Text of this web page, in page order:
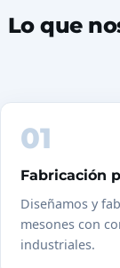
Lo que
01
Fabricación
Diseñamos y
mesones con
industriales.